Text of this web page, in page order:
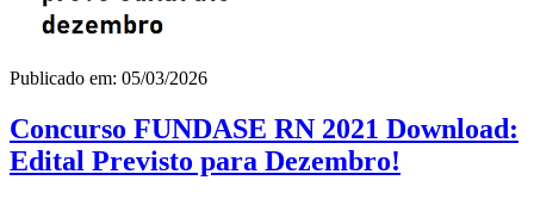
Publicado em: 05/03/2026
Concurso FUNDASE RN 2021 Download:
Edital Previsto para Dezembro!